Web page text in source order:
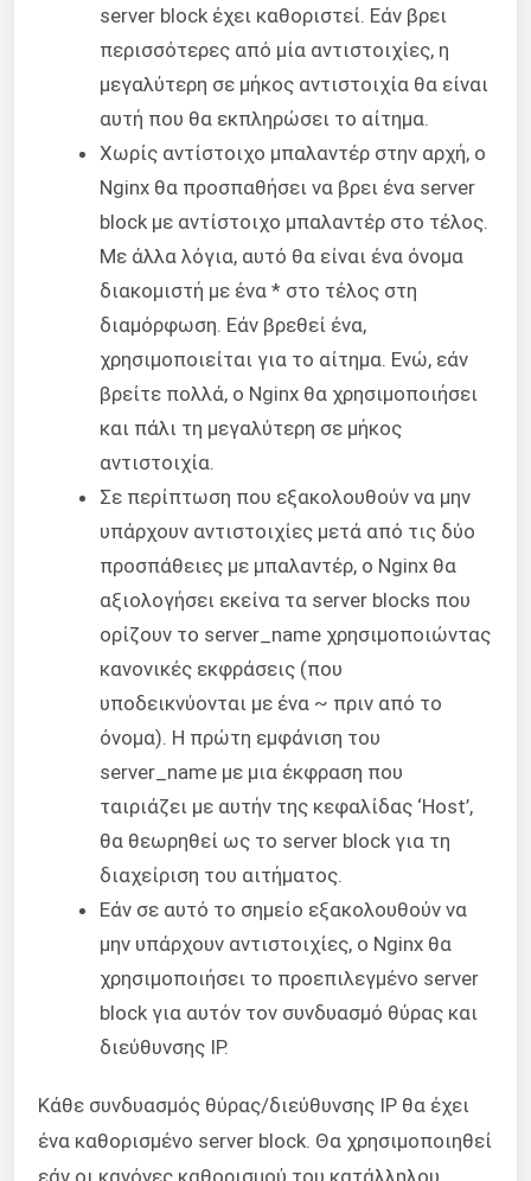
server block έχει καθοριστεί. Εάν βρει
περισσότερες από μία αντιστοιχίες, η
μεγαλύτερη σε μήκος αντιστοιχία θα είναι
αυτή που θα εκπληρώσει το αίτημα.
Χωρίς αντίστοιχο μπαλαντέρ στην αρχή, ο
Nginx θα προσπαθήσει να βρει ένα server
block με αντίστοιχο μπαλαντέρ στο τέλος.
Με άλλα λόγια, αυτό θα είναι ένα όνομα
διακομιστή με ένα * στο τέλος στη
διαμόρφωση. Εάν βρεθεί ένα,
χρησιμοποιείται για το αίτημα. Ενώ, εάν
βρείτε πολλά, ο Nginx θα χρησιμοποιήσει
και πάλι τη μεγαλύτερη σε μήκος
αντιστοιχία.
Σε περίπτωση που εξακολουθούν να μην
υπάρχουν αντιστοιχίες μετά από τις δύο
προσπάθειες με μπαλαντέρ, ο Nginx θα
αξιολογήσει εκείνα τα server blocks που
ορίζουν το server_name χρησιμοποιώντας
κανονικές εκφράσεις (που
υποδεικνύονται με ένα ~ πριν από το
όνομα). Η πρώτη εμφάνιση του
server_name με μια έκφραση που
ταιριάζει με αυτήν της κεφαλίδας ‘Host’,
θα θεωρηθεί ως το server block για τη
διαχείριση του αιτήματος.
Εάν σε αυτό το σημείο εξακολουθούν να
μην υπάρχουν αντιστοιχίες, ο Nginx θα
χρησιμοποιήσει το προεπιλεγμένο server
block για αυτόν τον συνδυασμό θύρας και
διεύθυνσης IP.
Κάθε συνδυασμός θύρας/διεύθυνσης IP θα έχει
ένα καθορισμένο server block. Θα χρησιμοποιηθεί
εάν οι κανόνες καθορισμού του κατάλληλου